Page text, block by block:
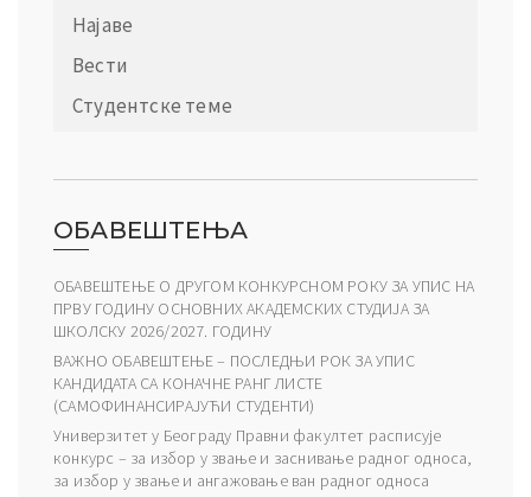
Најаве
Вести
Студентске теме
ОБАВЕШТЕЊА
ОБАВЕШТЕЊЕ О ДРУГОМ КОНКУРСНОМ РОКУ ЗА УПИС НА
ПРВУ ГОДИНУ ОСНОВНИХ АКАДЕМСКИХ СТУДИЈА ЗА
ШКОЛСКУ 2026/2027. ГОДИНУ
ВАЖНО ОБАВЕШТЕЊЕ – ПОСЛЕДЊИ РОК ЗА УПИС
КАНДИДАТА СА КОНАЧНЕ РАНГ ЛИСТЕ
(САМОФИНАНСИРАЈУЋИ СТУДЕНТИ)
Универзитет у Београду Правни факултет расписује
конкурс – за избор у звање и заснивање радног односа,
за избор у звање и ангажовање ван радног односа